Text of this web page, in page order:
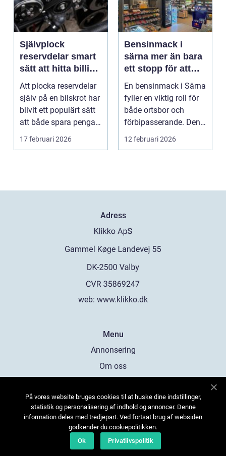
Självplock
reservdelar smart
sätt att hitta billiga
bildelar
Att plocka reservdelar
själv på en bilskrot har
blivit ett populärt sätt
att både spara pengar
och g...
17 februari 2026
Bensinmack i
särna mer än bara
ett stopp för att
tanka
En bensinmack i Särna
fyller en viktig roll för
både ortsbor och
förbipasserande. Den
fungerar som e...
12 februari 2026
Adress
web: www.klikko.dk
Menu
Annonsering
Om oss
Kontakta oss
Sitemap
På vores website bruges cookies til at huske dine indstillinger,
statistik og personalisering af indhold og annoncer. Denne
information deles med tredjepart. Ved fortsat brug af websiden
godkender du cookiepolitikken.
Ok
Privatlivspolitik